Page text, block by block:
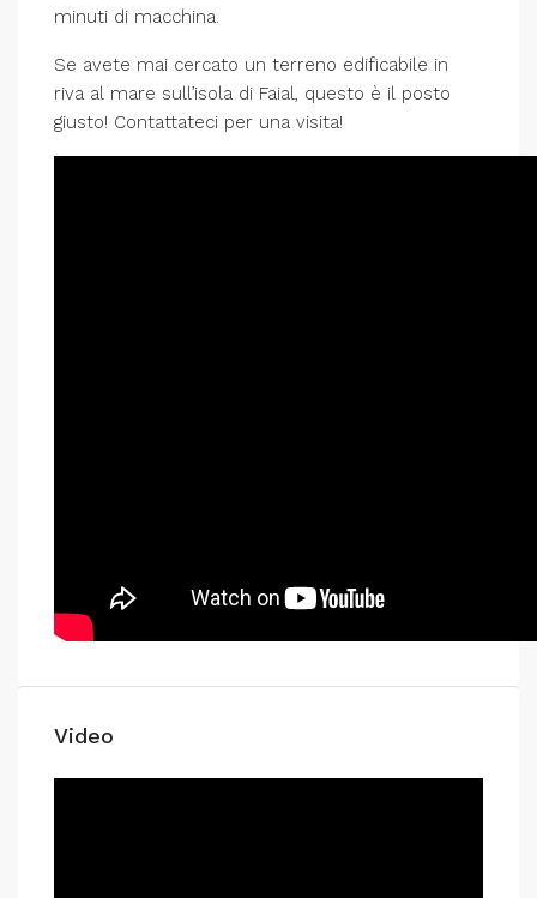
minuti di macchina.
Se avete mai cercato un terreno edificabile in
riva al mare sull’isola di Faial, questo è il posto
giusto! Contattateci per una visita!
Video